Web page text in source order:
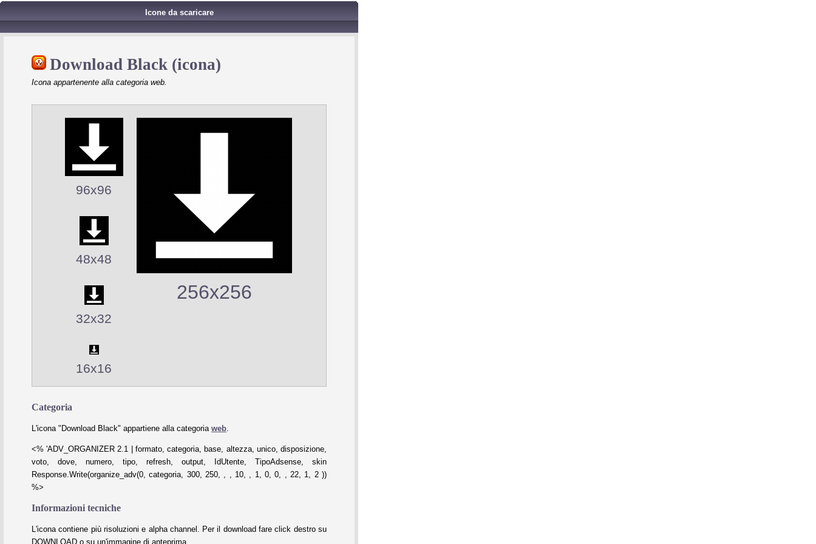
Icone da scaricare
Download Black (icona)
Icona appartenente alla categoria web.
96x96
48x48
32x32
16x16
256x256
Categoria
L'icona "Download Black" appartiene alla categoria web
<% 'ADV_ORGANIZER 2.1 | formato, categoria, base, altezza, unico, disposizione,
voto, dove, numero, tipo, refresh, output, IdUtente, TipoAdsense, skin
Response.Write(organize_adv(0, categoria, 300, 250, , , 10, , 1, 0, 0, , 22, 1, 2 ))
%>
Informazioni tecniche
L'icona contiene più risoluzioni e alpha channel. Per il download fare click destro su
DOWNLOAD o su un'immagine di anteprima.